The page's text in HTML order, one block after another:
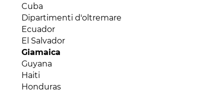
Gambia
Ghana
Gibuti
Guinea Bissau
Guinea Conakry
Guinea Equatoriale
Kenya
Liberia
Cuba
Dipartimenti d'oltremare
Ecuador
El Salvador
Giamaica
Guyana
Haiti
Honduras